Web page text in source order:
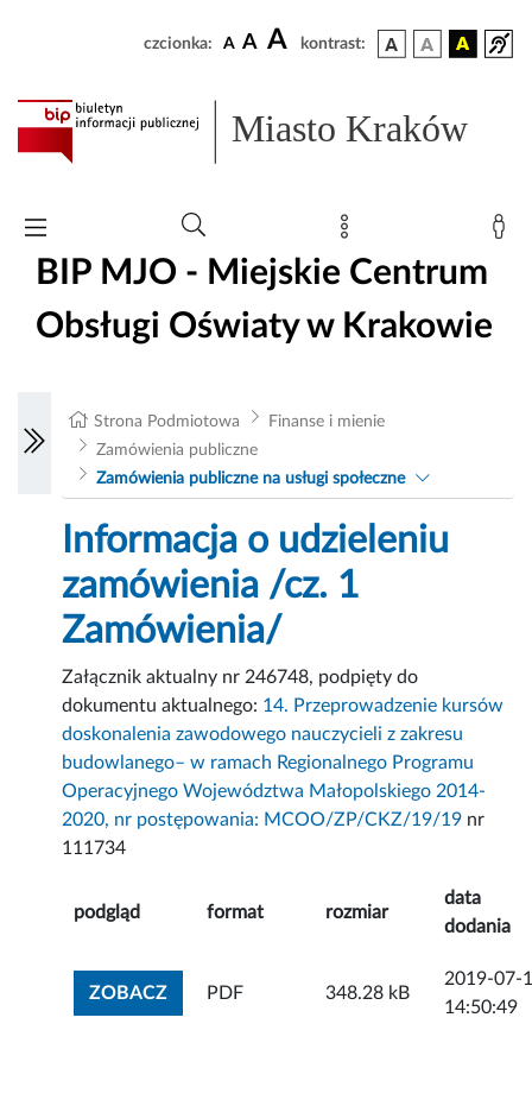
czcionka: A A A kontrast:
Miasto Kraków
BIP MJO - Miejskie Centrum
Obsługi Oświaty w Krakowie
Strona Podmiotowa
Finanse i mienie
Zamówienia publiczne
Zamówienia publiczne na usługi społeczne
Informacja o udzieleniu
zamówienia /cz. 1
Zamówienia/
Załącznik aktualny nr 246748, podpięty do
dokumentu aktualnego: 14. Przeprowadzenie kursów
doskonalenia zawodowego nauczycieli z zakresu
budowlanego– w ramach Regionalnego Programu
Operacyjnego Województwa Małopolskiego 2014-
2020, nr postępowania: MCOO/ZP/CKZ/19/19 nr
111734
podgląd format rozmiar
data
dodania
ZOBACZZOBACZ ZAŁĄCZNIK
PDF 348.28 kB
2019-07-
14:50:49